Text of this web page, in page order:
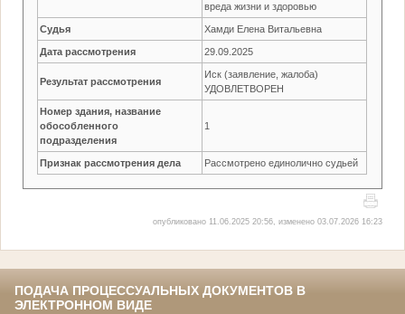
вреда жизни и здоровью
Судья Хамди Елена Витальевна
Дата рассмотрения 29.09.2025
Результат рассмотрения
Иск (заявление, жалоба)
УДОВЛЕТВОРЕН
Номер здания, название
обособленного
подразделения
1
Признак рассмотрения дела Рассмотрено единолично судьей
опубликовано 11.06.2025 20:56, изменено 03.07.2026 16:23
ПОДАЧА ПРОЦЕССУАЛЬНЫХ ДОКУМЕНТОВ В
ЭЛЕКТРОННОМ ВИДЕ